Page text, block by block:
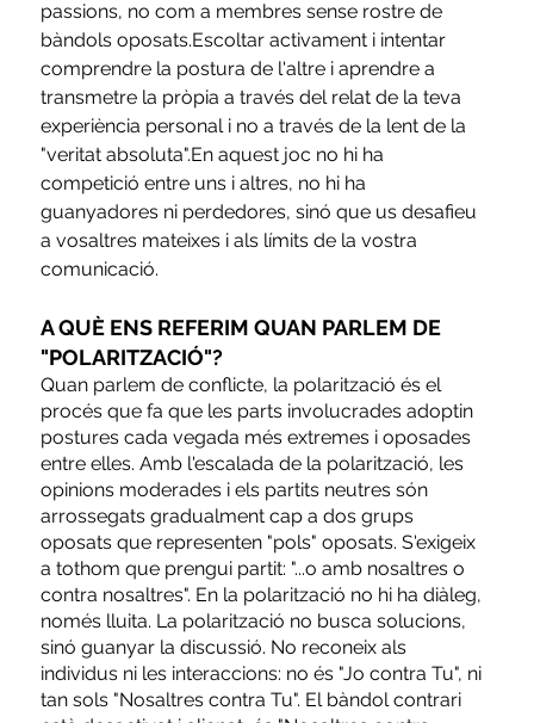
passions, no com a membres sense rostre de
bàndols oposats.Escoltar activament i intentar
comprendre la postura de l'altre i aprendre a
transmetre la pròpia a través del relat de la teva
experiència personal i no a través de la lent de la
"veritat absoluta".En aquest joc no hi ha
competició entre uns i altres, no hi ha
guanyadores ni perdedores, sinó que us desafieu
a vosaltres mateixes i als límits de la vostra
comunicació.
A QUÈ ENS REFERIM QUAN PARLEM DE
"POLARITZACIÓ"?
Quan parlem de conflicte, la polarització és el
procés que fa que les parts involucrades adoptin
postures cada vegada més extremes i oposades
entre elles. Amb l'escalada de la polarització, les
opinions moderades i els partits neutres són
arrossegats gradualment cap a dos grups
oposats que representen "pols" oposats. S'exigeix
a tothom que prengui partit: "...o amb nosaltres o
contra nosaltres". En la polarització no hi ha diàleg,
només lluita. La polarització no busca solucions,
sinó guanyar la discussió. No reconeix als
individus ni les interaccions: no és "Jo contra Tu", ni
tan sols "Nosaltres contra Tu". El bàndol contrari